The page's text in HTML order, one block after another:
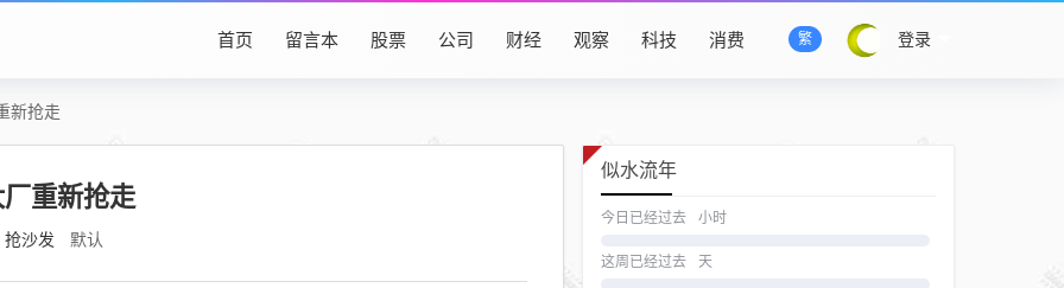
登录
繁
首页 留言本 股票 公司 财经 观察 科技 消费
新抢走
重新抢走
抢沙发 默认
似水流年
今日已经过去 小时
这周已经过去 天